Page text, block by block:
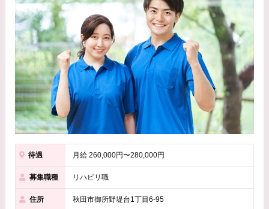
待遇 月給 260,000円〜280,000円
募集職種 リハビリ職
住所 秋田市御所野堤台1丁目6-95